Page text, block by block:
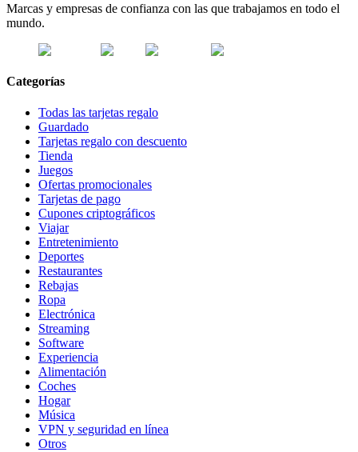
Marcas y empresas de confianza con las que trabajamos en todo el
mundo.
Categorías
Todas las tarjetas regalo
Guardado
Tarjetas regalo con descuento
Tienda
Juegos
Ofertas promocionales
Tarjetas de pago
Cupones criptográficos
Viajar
Entretenimiento
Deportes
Restaurantes
Rebajas
Ropa
Electrónica
Streaming
Software
Experiencia
Alimentación
Coches
Hogar
Música
VPN y seguridad en línea
Otros